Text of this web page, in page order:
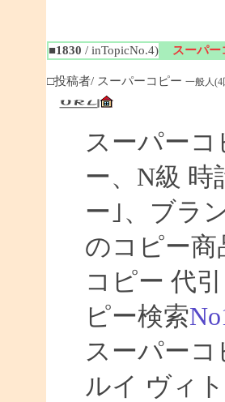
■1830 / inTopicNo.4) スーパー
□投稿者/ スーパーコピー 一般人(4
スーパー
ー、N級
ー｣、ブラ
のコピー
コピー 代
ピー検索
スーパーコ
ルイ ヴィ